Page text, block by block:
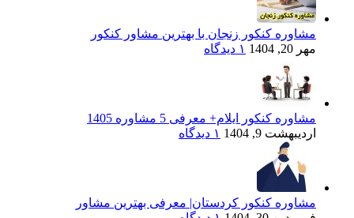
مشاوره کنکور زنجان با بهترین مشاور کنکور
مهر 20, 1404
۱ دیدگاه
مشاوره کنکور ایلام+ معرفی 5 مشاوره 1405
اردیبهشت 9, 1404
۱ دیدگاه
مشاوره کنکور کردستان| معرفی بهترین مشاور